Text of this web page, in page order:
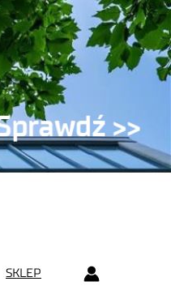
SKLEP